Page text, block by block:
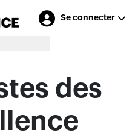
Se connecter
des